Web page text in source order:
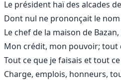
Le président haï des alcades
Dont nul ne prononçait le
Le chef de la maison de Bazan,
Mon crédit, mon pouvoir; tout
Tout ce que je faisais et tout ce
Charge, emplois, honneurs,